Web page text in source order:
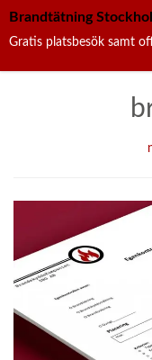
Brandtätning
Gratis platsbesök samt